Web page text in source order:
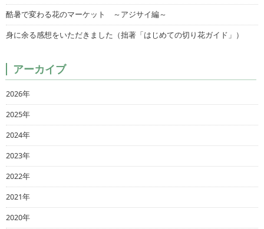
酷暑で変わる花のマーケット ～アジサイ編～
身に余る感想をいただきました（拙著「はじめての切り花ガイド」）
アーカイブ
2026年
2025年
2024年
2023年
2022年
2021年
2020年